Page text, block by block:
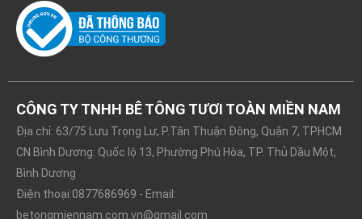
CÔNG TY TNHH BÊ TÔNG TƯƠI TOÀN MIỀN NAM
Địa chỉ: 63/75 Lưu Trọng Lư, P.Tân Thuận Đông, Quận 7, TPHCM
CN Bình Dương: Quốc lộ 13, Phường Phú Hòa, TP. Thủ Dầu Một,
Bình Dương
Điện thoại:0877686969 - Email:
betongmiennam.com.vn@gmail.com